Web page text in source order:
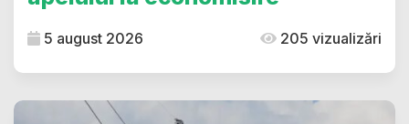
5 august 2026 205 vizualizări